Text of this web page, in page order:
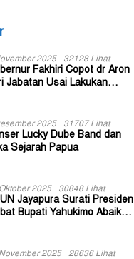
2025 32128 Lihat
Fakhiri Copot dr Aron
Jabatan Usai Lakukan
2025 31707 Lihat
Lucky Dube Band dan
Sejarah Papua
2025 30848 Lihat
Jayapura Surati Presiden
Bupati Yahukimo Abaikan
2025 28636 Lihat